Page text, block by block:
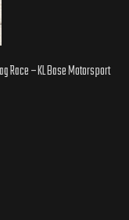
Race – KL Base Motorsport